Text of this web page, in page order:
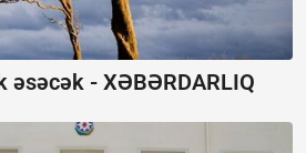
əsəcək - XƏBƏRDARLIQ